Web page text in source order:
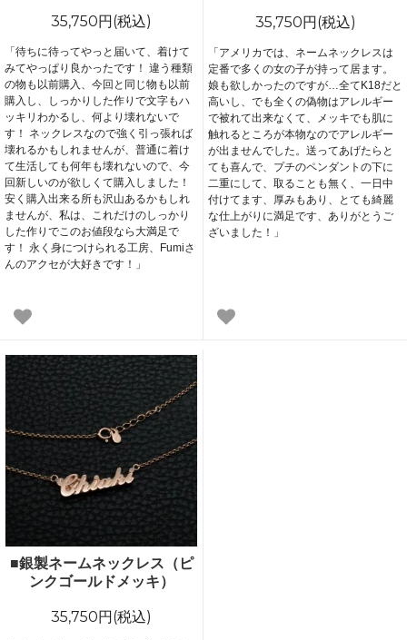
35,750円(税込)
「待ちに待ってやっと届いて、着けて
みてやっぱり良かったです！ 違う種類
の物も以前購入、今回と同じ物も以前
購入し、しっかりした作りで文字もハ
ッキリわかるし、何より壊れないで
す！ ネックレスなので強く引っ張れば
壊れるかもしれませんが、普通に着け
て生活しても何年も壊れないので、今
回新しいのが欲しくて購入しました！
安く購入出来る所も沢山あるかもしれ
ませんが、私は、これだけのしっかり
した作りでこのお値段なら大満足で
す！ 永く身につけられる工房、Fumiさ
んのアクセが大好きです！」
35,750円(税込)
「アメリカでは、ネームネックレスは
定番で多くの女の子が持って居ます。
娘も欲しかったのですが…全てK18だと
高いし、でも全くの偽物はアレルギー
で被れて出来なくて、メッキでも肌に
触れるところが本物なのでアレルギー
が出ませんでした。送ってあげたらと
ても喜んで、プチのペンダントの下に
二重にして、取ることも無く、一日中
付けてます、厚みもあり、とても綺麗
な仕上がりに満足です、ありがとうご
ざいました！」
■銀製ネームネックレス（ピ
ンクゴールドメッキ）
35,750円(税込)